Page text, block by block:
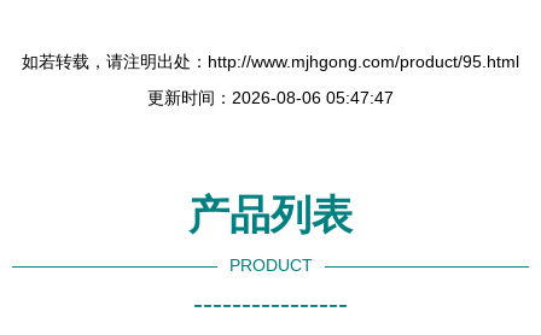
如若转载，请注明出处：http://www.mjhgong.com/product/95.html
更新时间：2026-08-06 05:47:47
产品列表
PRODUCT
----------------